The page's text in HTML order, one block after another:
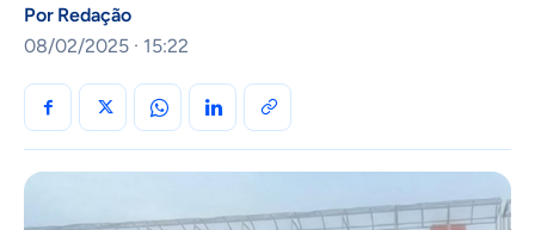
Por Redação
08/02/2025 · 15:22